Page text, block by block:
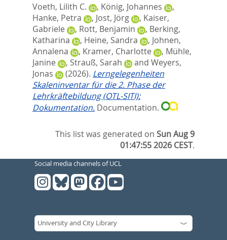
Voeth, Lilith C.
, König, Johannes
,
Hanke, Petra
, Jost, Jörg , Kaiser,
Gabriele
, Rott, Benjamin , Berking,
Katharina
, Heine, Sandra , Johnen,
Annalena
, Kramer, Charlotte , Mühle,
Janine
, Strauß, Sarah and Weyers,
Jonas
(2026). Lerngelegenheiten
Skaleninventar für die 2. Phase der
Lehrkräftebildung (OTL-SITI):
Dokumentation. Documentation.
This list was generated onSun Aug 9
01:47:55 2026 CEST.
Social media channels of UCL